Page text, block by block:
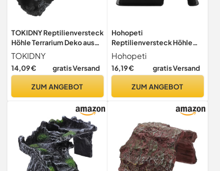
TOKIDNY Reptilienversteck
Höhle Terrarium Deko aus
Robustem Harz Großes
Baumstamm Design Leicht
Platzsparend Geeignet für
Klettertiere Naturnahe
TOKIDNY
14,09 € gratis Versand
ZUM ANGEBOT
Hohopeti
Reptilienversteck Höhle
Keramik
Wasserschildkröten
Unterschlupf mit
Terrarium und Aquarium
Hohopeti
16,19 € gratis Versand
ZUM ANGEBOT